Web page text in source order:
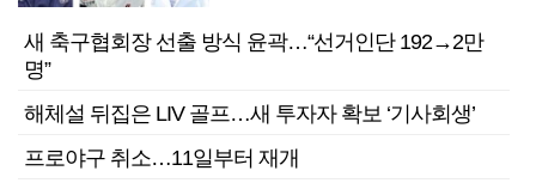
새 축구협회장 선출 방식 윤곽…“선거인단 192→2만
명”
해체설 뒤집은 LIV 골프…새 투자자 확보 ‘기사회생’
프로야구 취소…11일부터 재개